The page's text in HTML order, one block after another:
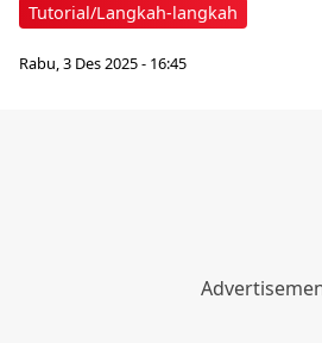
Tutorial/Langkah-langkah
Rabu, 3 Des 2025 - 16:45